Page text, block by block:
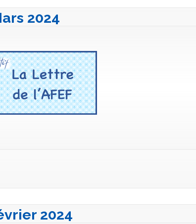
2024
2024